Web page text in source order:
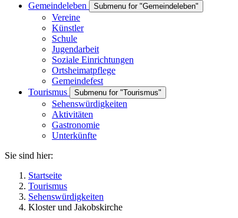
Gemeindeleben
Submenu for "Gemeindeleben"
Vereine
Künstler
Schule
Jugendarbeit
Soziale Einrichtungen
Ortsheimatpflege
Gemeindefest
Tourismus
Submenu for "Tourismus"
Sehenswürdigkeiten
Aktivitäten
Gastronomie
Unterkünfte
Sie sind hier:
Startseite
Tourismus
Sehenswürdigkeiten
Kloster und Jakobskirche